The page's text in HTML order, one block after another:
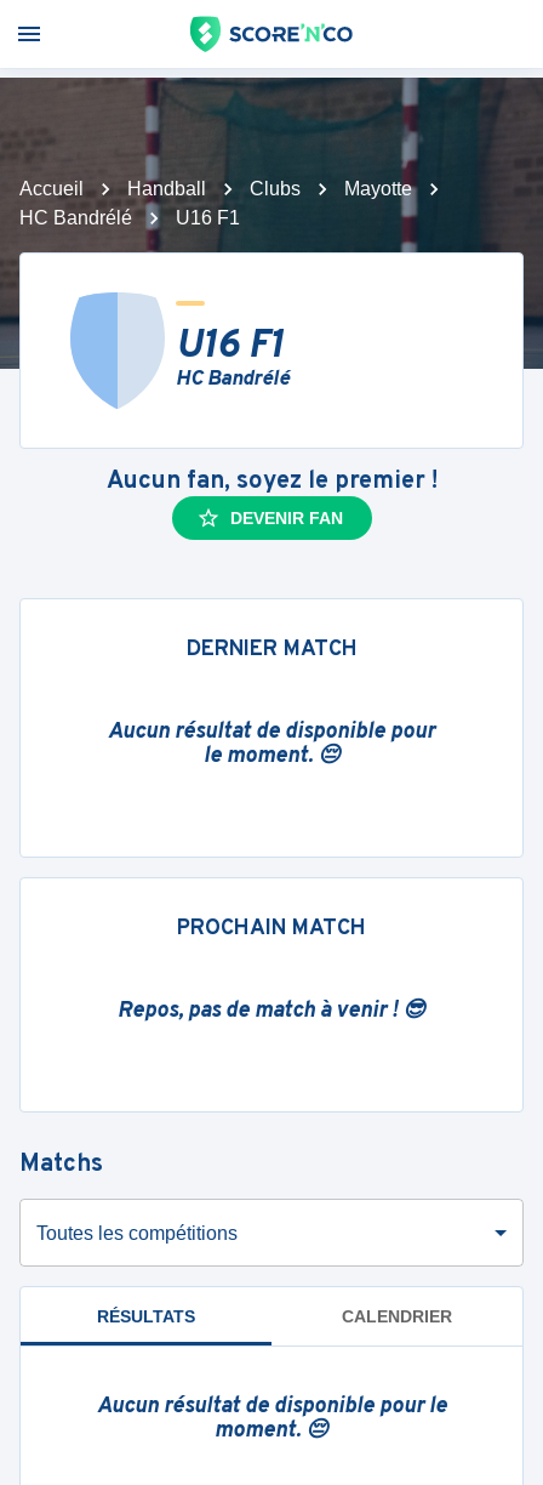
Accueil Handball Clubs
Mayotte
HC Bandrélé
U16 F1
U16 F1
HC Bandrélé
Aucun fan, soyez le premier !
DEVENIR FAN
DERNIER MATCH
Aucun résultat de disponible pour
le moment. 😔
PROCHAIN MATCH
Repos, pas de match à venir ! 😎
Matchs
Toutes les compétitions
RÉSULTATS CALENDRIER
Aucun résultat de disponible pour le
moment. 😔